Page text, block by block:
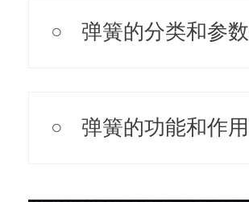
弹簧的分类和参数
弹簧的功能和作用